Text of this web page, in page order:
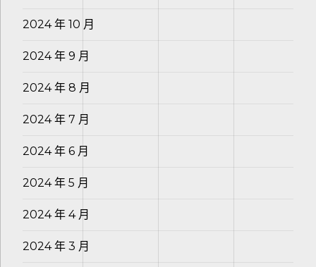
2024 年 10 月
2024 年 9 月
2024 年 8 月
2024 年 7 月
2024 年 6 月
2024 年 5 月
2024 年 4 月
2024 年 3 月